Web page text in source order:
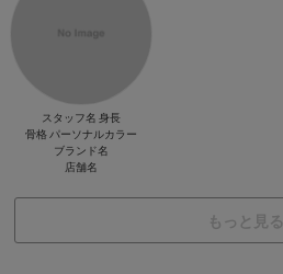
スタッフ名 身長
骨格 パーソナルカラー
ブランド名
店舗名
もっと見る